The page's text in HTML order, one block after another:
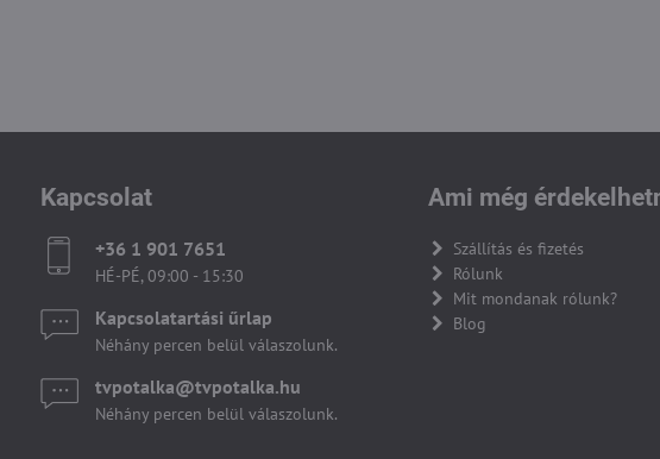
Kapcsolat
+36 1 901 7651
HÉ-PÉ, 09:00 - 15:30
Kapcsolatartási űrlap
Néhány percen belül válaszolunk.
tvpotalka​@tvpotalka​.hu
Néhány percen belül válaszolunk.
Ami még
Szállítás és fizetés
Rólunk
Mit mondanak rólunk?
Blog